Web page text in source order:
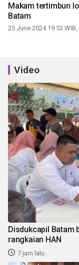
Makam tertimbun
Batam
25 June 2024 19:53 WIB,
Video
Disdukcapil Batam
rangkaian HAN
7 jam lalu